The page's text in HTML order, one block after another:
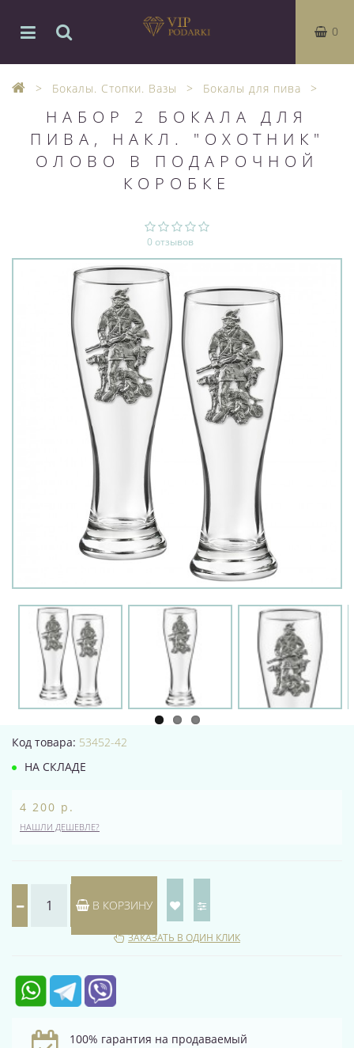
0
Бокалы. Стопки. Вазы Бокалы для пива
НАБОР 2 БОКАЛА ДЛЯ
ПИВА, НАКЛ. "ОХОТНИК"
ОЛОВО В ПОДАРОЧНОЙ
КОРОБКЕ
0 отзывов
Код товара: 53452-42
НА СКЛАДЕ
4 200 р.
НАШЛИ ДЕШЕВЛЕ?
В КОРЗИНУ
ЗАКАЗАТЬ В ОДИН КЛИК
100% гарантия на продаваемый